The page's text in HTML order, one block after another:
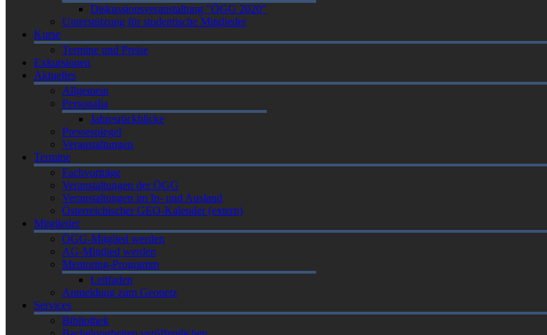
Diskussionsveranstaltung "ÖGG 2020"
Unterstützung für studentische Mitglieder
Kurse
Termine und Preise
Exkursionen
Aktuelles
Allgemein
Personalia
Jahresrückblicke
Pressespiegel
Veranstaltungen
Termine
Fachvorträge
Veranstaltungen der ÖGG
Veranstaltungen im In- und Ausland
Österreichischer GEO-Kalender (extern)
Mitglieder
ÖGG-Mitglied werden
AG-Mitglied werden
Mentoring-Programm
Leitfaden
Anmeldung zum Geonetz
Services
Bibliothek